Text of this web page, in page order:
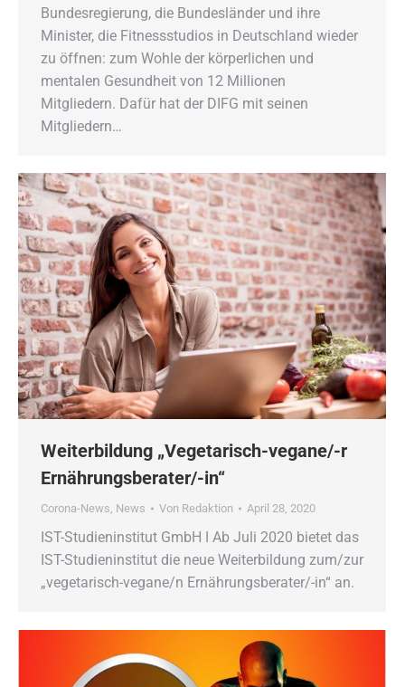
Bundesregierung, die Bundesländer und ihre
Minister, die Fitnessstudios in Deutschland wieder
zu öffnen: zum Wohle der körperlichen und
mentalen Gesundheit von 12 Millionen
Mitgliedern. Dafür hat der DIFG mit seinen
Mitgliedern…
Weiterbildung „Vegetarisch-vegane/-r
Ernährungsberater/-in“
Corona-News News Von Redaktion April 28, 2020
IST-Studieninstitut GmbH ǀ Ab Juli 2020 bietet das
IST-Studieninstitut die neue Weiterbildung zum/zur
„vegetarisch-vegane/n Ernährungsberater/-in“ an.